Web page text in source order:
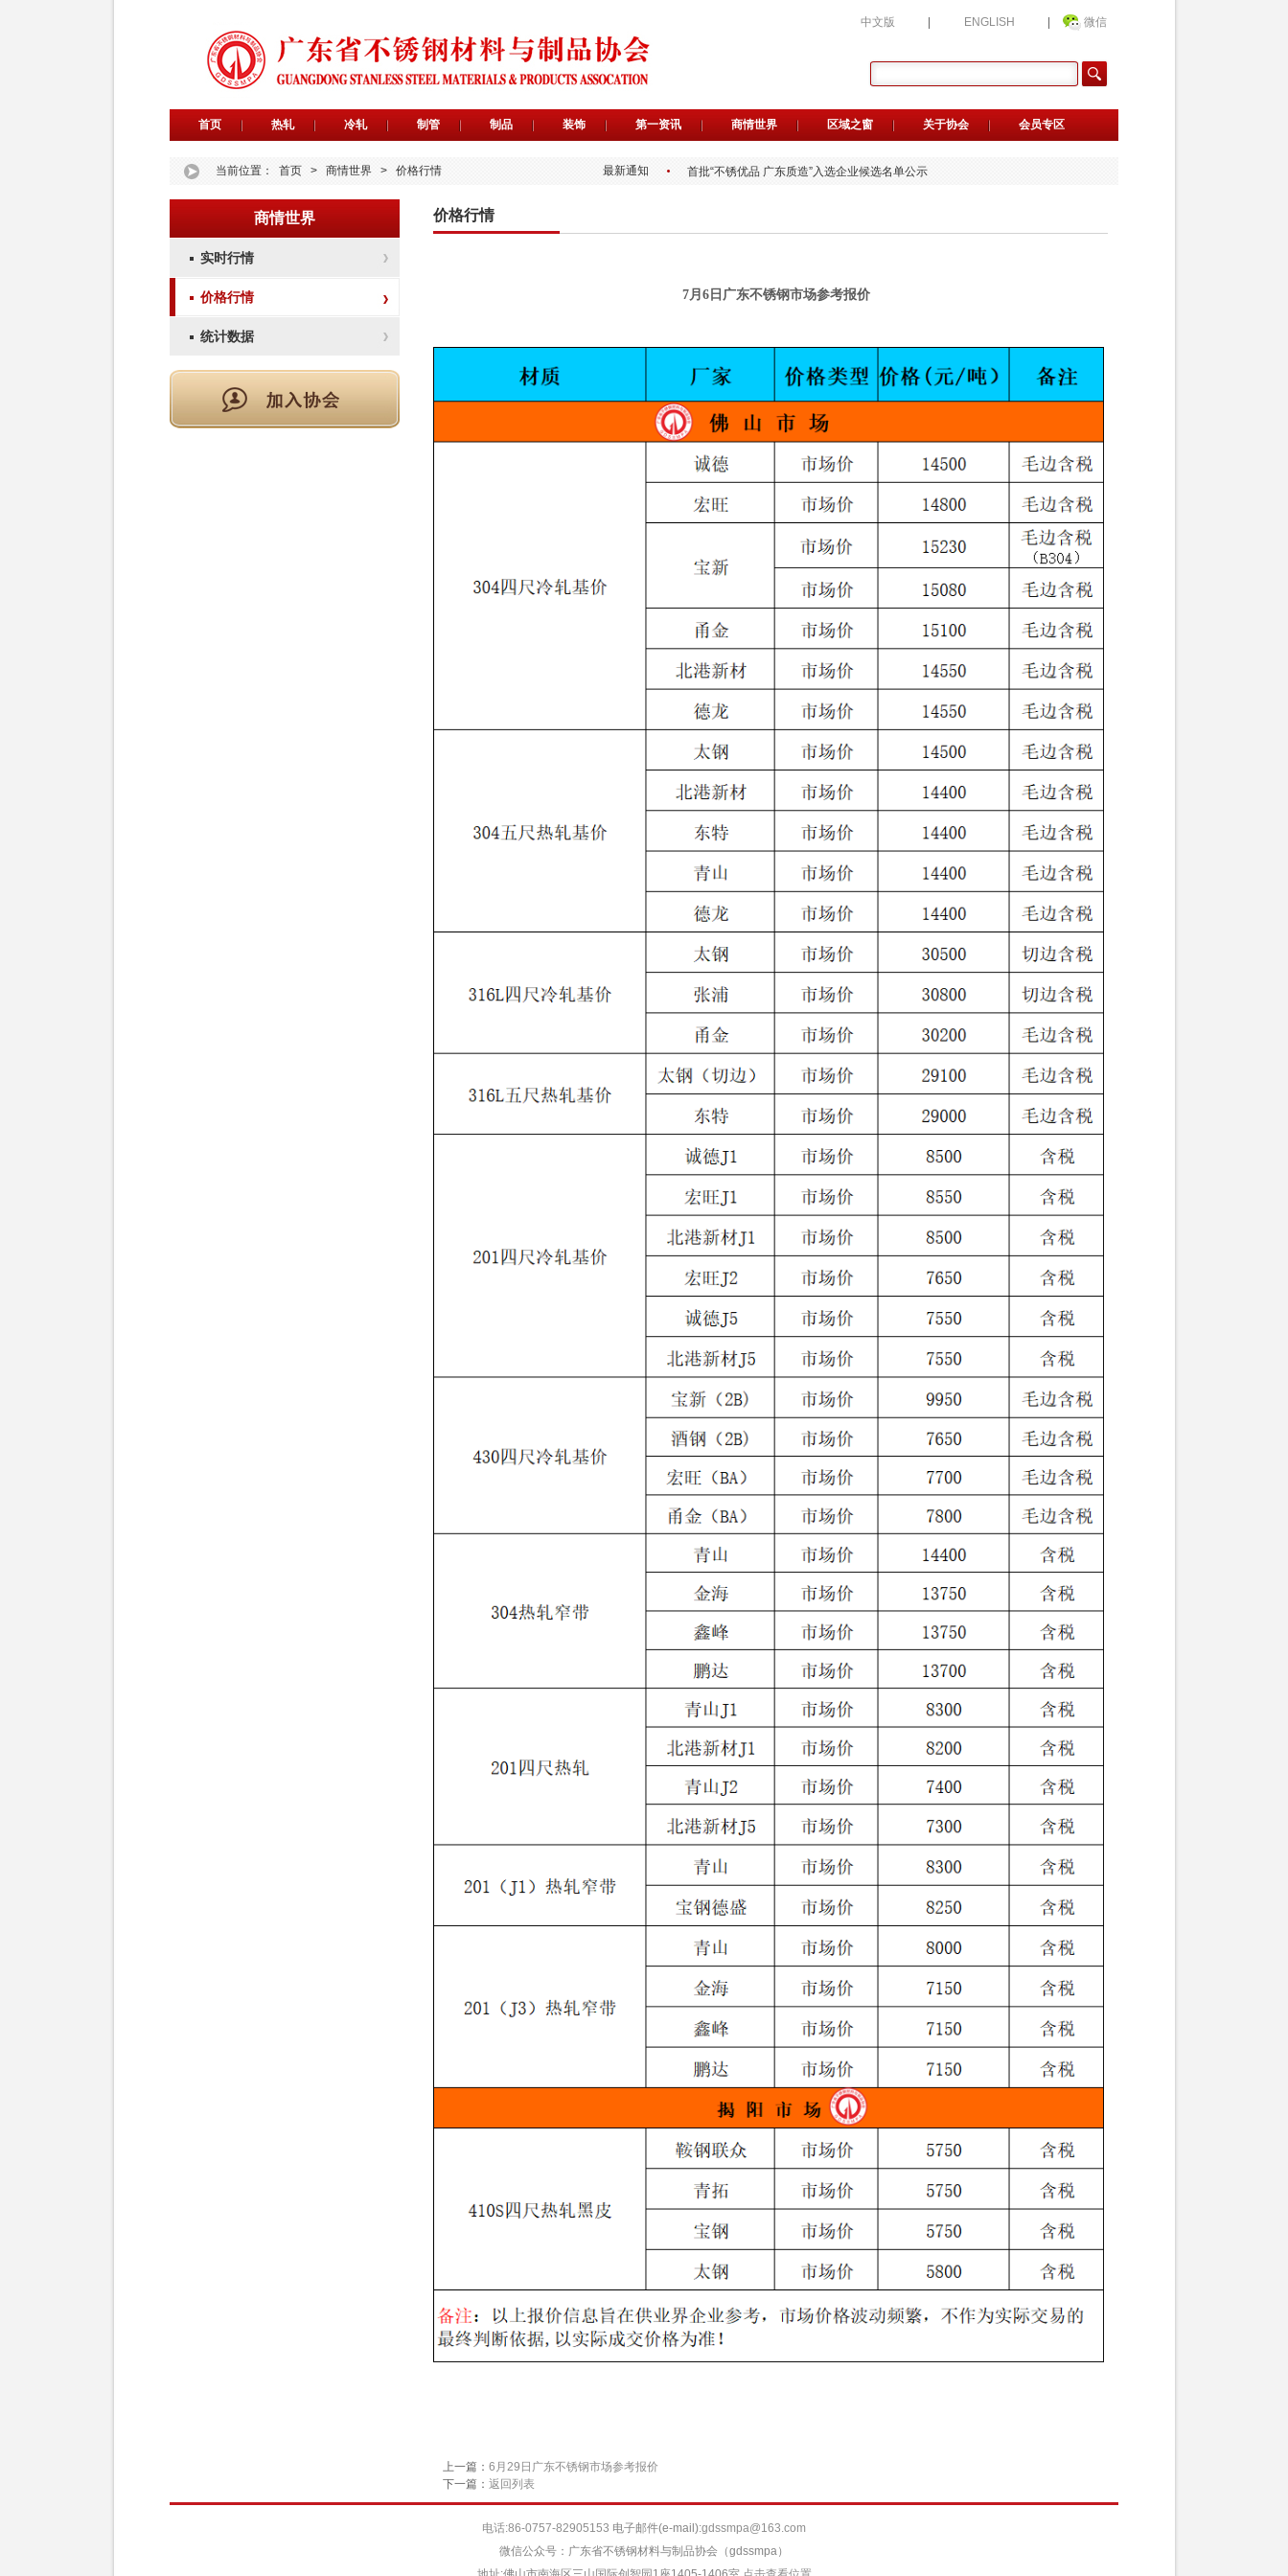
中文版 ENGLISH 微信
首页 热轧 冷轧 制管 制品 装饰 第一资讯 商情世界 区域之窗 关于协会 会员专区
当前位置： 首页 > 商情世界 > 价格行情 最新通知
关于召开广东省不锈钢材料与制品协会三届四次理事会议的通知
首批“不锈优品 广东质造”入选企业候选名单公示
关于召开广东省不锈钢材料与制品协会三届四次理事会议的通知
首批“不锈优品 广东质造”入选企业候选名单公示
关于遴选“不锈优品 广东质造”推荐官的通知
关于开展“不锈优品 广东质造”入选企业公益评价的通知
关于广东省不锈钢材料与制品协会新晋会员单位名单的公告
商情世界
实时行情
价格行情
统计数据
价格行情
7月6日广东不锈钢市场参考报价
上一篇： 6月29日广东不锈钢市场参考报价
下一篇： 返回列表
电话:86-0757-82905153 电子邮件(e-mail):gdssmpa@163.com
微信公众号：广东省不锈钢材料与制品协会（gdssmpa）